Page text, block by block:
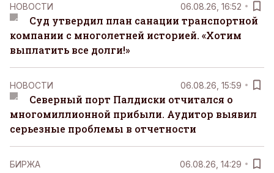
НОВОСТИ 06.08.26, 16:52
Суд утвердил план санации транспортной
компании с многолетней историей. «Хотим
выплатить все долги!»
НОВОСТИ 06.08.26, 15:59
Северный порт Палдиски отчитался о
многомиллионной прибыли. Аудитор выявил
серьезные проблемы в отчетности
БИРЖА 06.08.26, 14:29